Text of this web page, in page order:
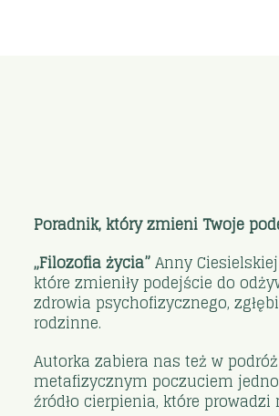
Poradnik, który zmieni Twoje
„Filozofia życia”Anny
które zmieniły podejście do
zdrowia psychofizycznego,
rodzinne.
Autorka zabiera nas też w
metafizycznym poczuciem
źródło cierpienia, które